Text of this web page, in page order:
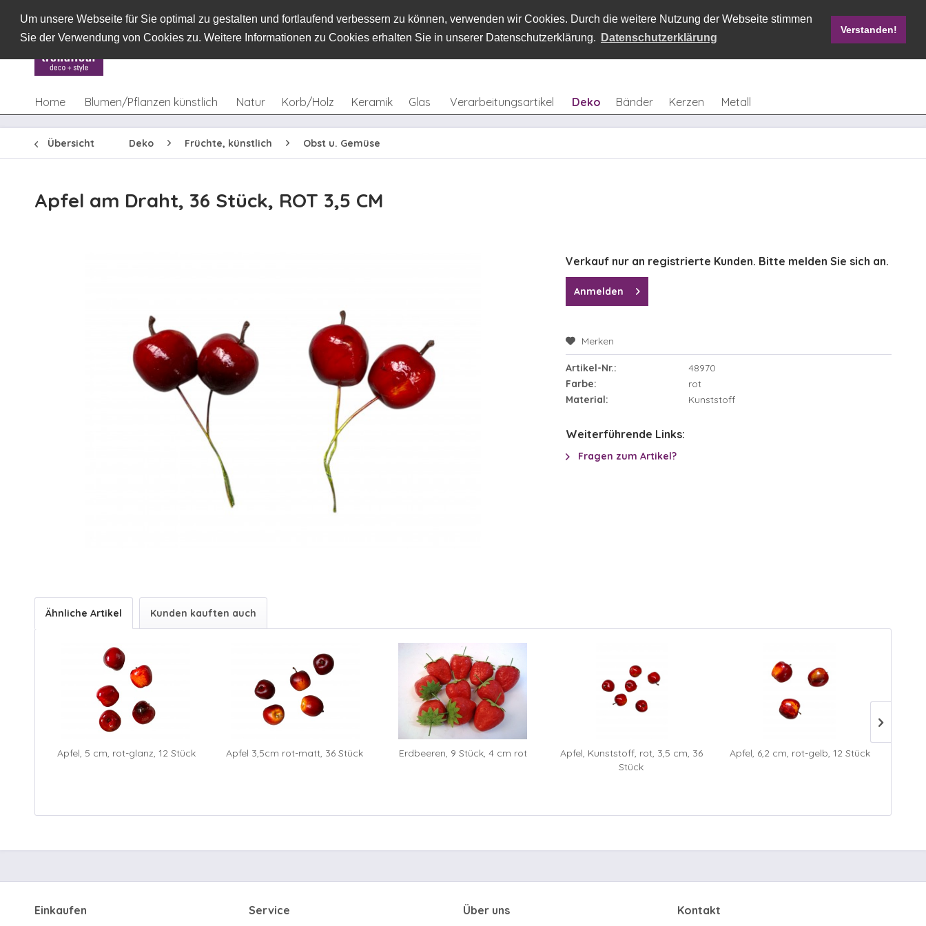
Um unsere Webseite für Sie optimal zu gestalten und fortlaufend verbessern zu können, verwenden wir Cookies. Durch die weitere Nutzung der Webseite stimmen
Sie der Verwendung von Cookies zu. Weitere Informationen zu Cookies erhalten Sie in unserer Datenschutzerklärung.
Datenschutzerklärung
Verstanden!
0,00 € *
Home Blumen/Pflanzen künstlich Natur Korb/Holz Keramik Glas Verarbeitungsartikel Deko Bänder Kerzen Metall
Übersicht Deko Früchte, künstlich Obst u. Gemüse
Apfel am Draht, 36 Stück, ROT 3,5 CM
Verkauf nur an registrierte Kunden. Bitte melden Sie sich an.
Anmelden
Merken
Artikel-Nr.:
48970
Farbe:
rot
Material:
Kunststoff
Weiterführende Links:
Fragen zum Artikel?
Ähnliche Artikel Kunden kauften auch
Apfel, 5 cm, rot-glanz, 12 Stück Apfel 3,5cm rot-matt, 36 Stück Erdbeeren, 9 Stück, 4 cm rot
Apfel, Kunststoff, rot, 3,5 cm, 36
Stück
Apfel, 6,2 cm, rot-gelb, 12 Stück
Einkaufen Service Über uns Kontakt